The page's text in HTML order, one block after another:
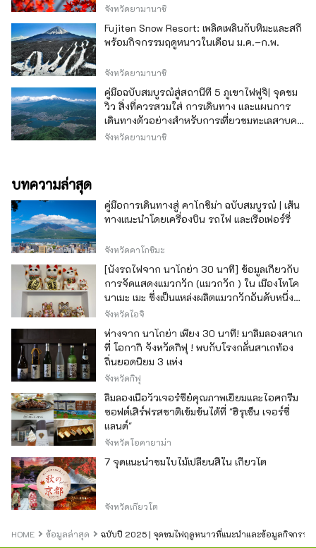
จังหวัดยามานาชิ
Fujiten Snow Resort: เพลิดเพลินกับหิมะและสกี
พร้อมกิจกรรมฤดูหนาวในเดือน ม.ค.–ก.พ.
จังหวัดยามานาชิ
คู่มือฉบับสมบูรณ์สู่สถานีที่ 5 ภูเขาไฟฟูจิ| จุดชม
วิว สิ่งที่ควรสวมใส่ การเดินทาง และแผนการ
เดินทางตัวอย่างสำหรับการเที่ยวชมทะเลสาบคา
วากุจิ
จังหวัดยามานาชิ
บทความล่าสุด
คู่มือการเดินทางสู่ คาโกชิม่า ฉบับสมบูรณ์ | เส้น
ทางแนะนำโดยเครื่องบิน รถไฟ และเรือเฟอร์รี่
จังหวัดคาโกชิมะ
[นั่งรถไฟจาก นาโกย่า 30 นาที] ข้อมูลเกี่ยวกับ
การจัดแสดงแมวกวัก (แมวกวัก ) ใน เมืองโทโค
นาเมะ เมะ ซึ่งเป็นแหล่งผลิตแมวกวักอันดับหนึ่ง
ของญี่ปุ่น
จังหวัดไอจิ
ห่างจาก นาโกย่า เพียง 30 นาที! มาลิ้มลองสาเก
ที่ โอกากิ จังหวัดกิฟุ ! พบกับโรงกลั่นสาเกท้อง
ถิ่นยอดนิยม 3 แห่ง
จังหวัดกิฟุ
ลิ้มลองเนื้อวัวเจอร์ซีย์คุณภาพเยี่ยมและไอศกรีม
ซอฟต์เสิร์ฟรสชาติเข้มข้นได้ที่ "ฮิรุเซ็น เจอร์ซี่
แลนด์"
จังหวัดโอคายาม่า
7 จุดแนะนำชมใบไม้เปลี่ยนสีใน เกียวโต
จังหวัดเกียวโต
HOME ข้อมูลล่าสุด ฉบับปี 2025 | จุดชมไฟฤดูหนาวที่แนะนำและข้อมูลกิจกรรม